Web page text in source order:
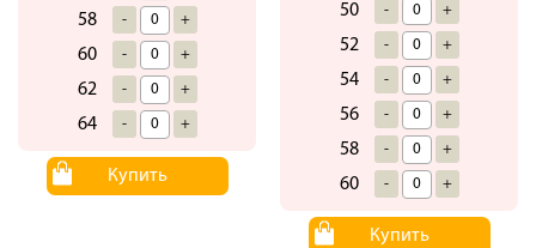
58 - +
60 - +
62 - +
64 - +
Купить
50 - +
52 - +
54 - +
56 - +
58 - +
60 - +
Купить